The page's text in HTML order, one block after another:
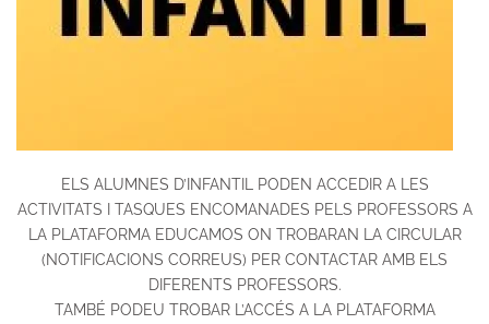
ELS ALUMNES D’INFANTIL PODEN ACCEDIR A LES
ACTIVITATS I TASQUES ENCOMANADES PELS PROFESSORS A
LA PLATAFORMA EDUCAMOS ON TROBARAN LA CIRCULAR
(NOTIFICACIONS CORREUS) PER CONTACTAR AMB ELS
DIFERENTS PROFESSORS.
TAMBÉ PODEU TROBAR L’ACCÉS A LA PLATAFORMA